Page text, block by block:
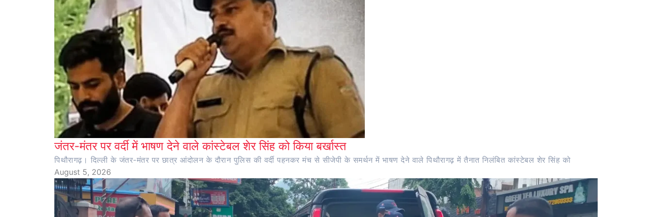
जंतर-मंतर पर वर्दी में भाषण देने वाले कांस्टेबल शेर सिंह को किया बर्खास्त
पिथौरागढ़। दिल्ली के जंतर-मंतर पर छात्र आंदोलन के दौरान पुलिस की वर्दी पहनकर मंच से सीजेपी के समर्थन में भाषण देने वाले पिथौरागढ़ में तैनात निलंबित कांस्टेबल शेर सिंह को
August 5, 2026